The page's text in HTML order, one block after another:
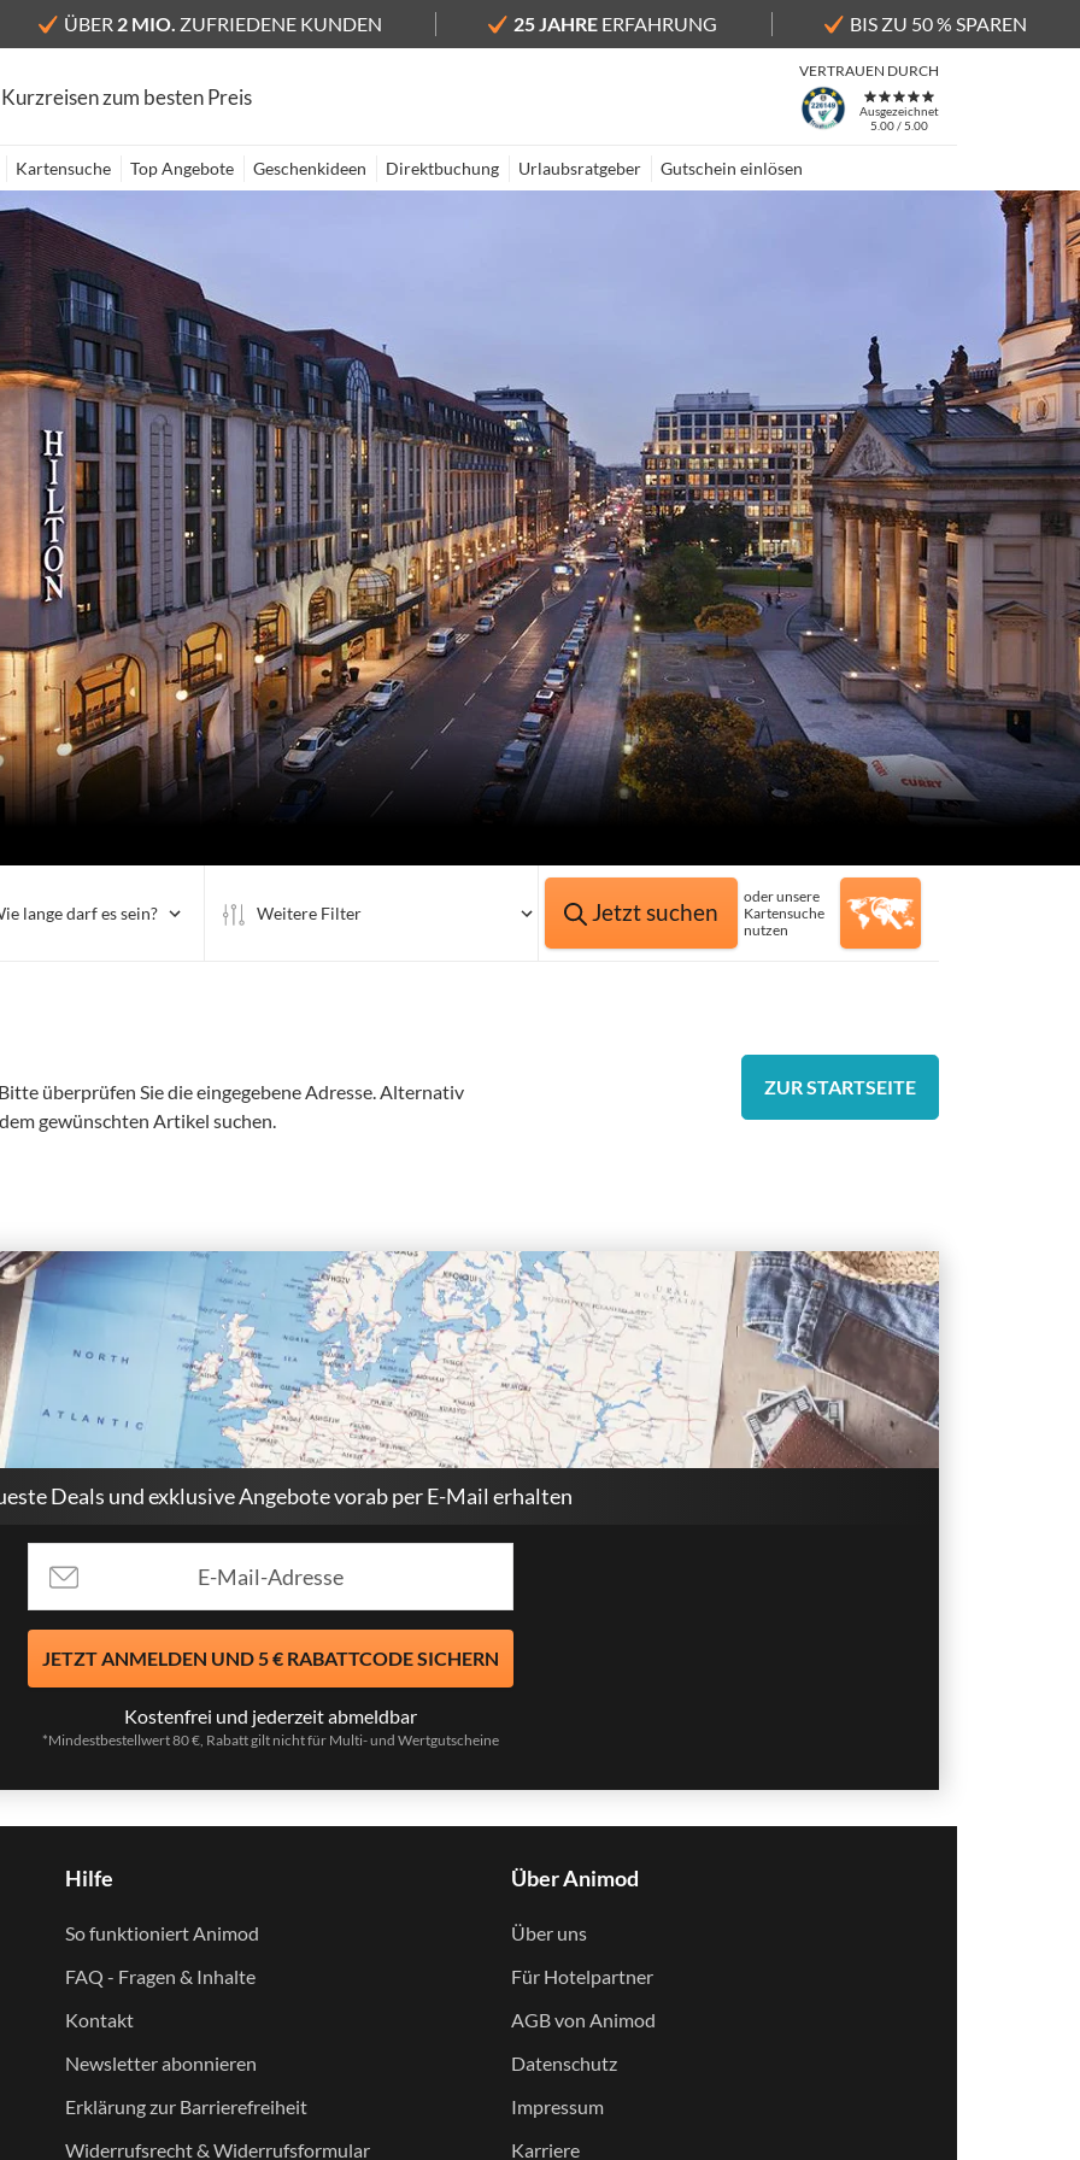
ÜBER 2 MIO. ZUFRIEDENE KUNDEN 25 JAHRE ERFAHRUNG BIS ZU 50 % SPAREN
zum besten Preis
VERTRAUEN DURCH
Ausgezeichnet
5.00 / 5.00
Kartensuche Top Angebote Geschenkideen Direktbuchung Urlaubsratgeber Gutschein einlösen
lange darf es sein? Weitere Filter Jetzt suchen
oder unsere
Kartensuche
nutzen
überprüfen Sie die eingegebene Adresse. Alternativ
gewünschten Artikel suchen.
ZUR STARTSEITE
Deals und exklusive Angebote vorab per E-Mail erhalten
JETZT ANMELDEN UND 5 € RABATTCODE SICHERN
Kostenfrei und jederzeit abmeldbar
*Mindestbestellwert 80 €, Rabatt gilt nicht für Multi- und Wertgutscheine
Hilfe
So funktioniert Animod
FAQ - Fragen & Inhalte
Kontakt
Newsletter abonnieren
Erklärung zur Barrierefreiheit
Widerrufsrecht & Widerrufsformular
Über Animod
Über uns
Für Hotelpartner
AGB von Animod
Datenschutz
Impressum
Karriere